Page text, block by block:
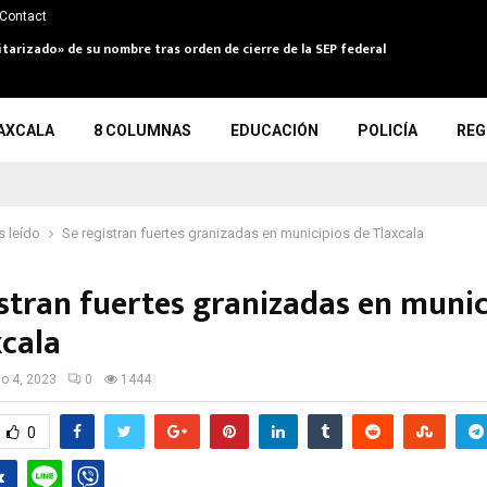
Contact
de su nombre tras orden de cierre de la SEP federal
8 COLUMNAS EDUCACIÓN POLICÍA
leído Se registran fuertes granizadas en municipios de Tlaxcala
fuertes granizadas en
4, 2023 0 1444
0